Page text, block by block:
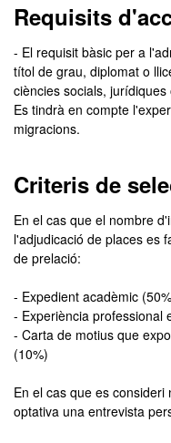
Requisits
- El requisit bàsic per a
títol de grau, diplomat o
ciències socials, jurídiques
Es tindrà en compte
migracions.
Criteris de
En el cas que el nombre
l'adjudicació de places es
de prelació:
- Expedient acadèmic
- Experiència professional
- Carta de motius que
(10%)
En el cas que es
optativa una entrevista